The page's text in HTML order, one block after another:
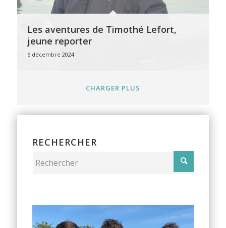
Les aventures de Timothé Lefort,
jeune reporter
6 décembre 2024
CHARGER PLUS
RECHERCHER